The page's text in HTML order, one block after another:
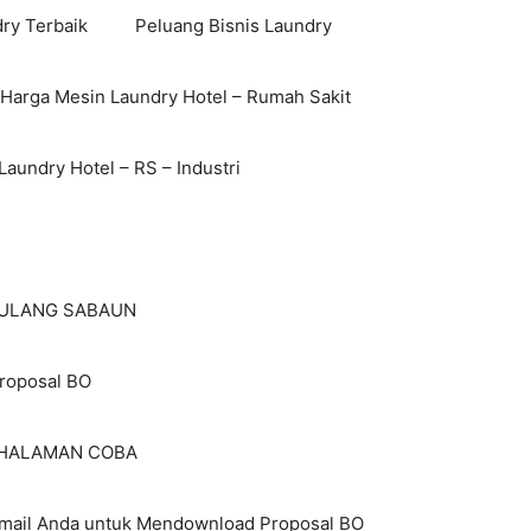
Terbaik Peluang Bisnis Laundry
Mesin Laundry Hotel – Rumah Sakit
Hotel – RS – Industri
SABAUN
BO
COBA
Anda untuk Mendownload Proposal BO